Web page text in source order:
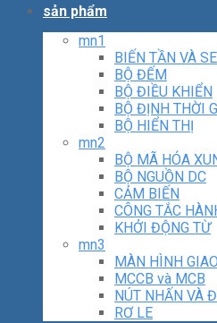
sản phẩm
mn1
BIẾN TẦN VÀ
BỘ ĐẾM
BỘ ĐIỀU KHIỂN
BỘ ĐỊNH THỜI
BỘ HIỂN THỊ
mn2
BỘ MÃ HÓA
BỘ NGUỒN DC
CẢM BIẾN
CÔNG TẮC
KHỞI ĐỘNG TỪ
mn3
MÀN HÌNH
MCCB và MCB
NÚT NHẤN VÀ
RƠ LE